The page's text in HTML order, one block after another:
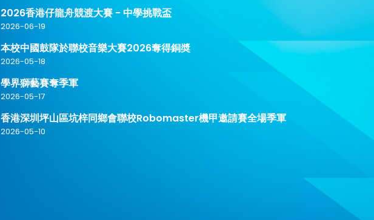
2026香港仔龍舟競渡大賽 - 中學挑戰盃
2026-06-19
本校中國鼓隊於聯校音樂大賽2026奪得銅奬
2026-05-18
學界獅藝賽奪季軍
2026-05-17
香港深圳坪山區坑梓同鄉會聯校Robomaster機甲邀請賽全場季軍
2026-05-10